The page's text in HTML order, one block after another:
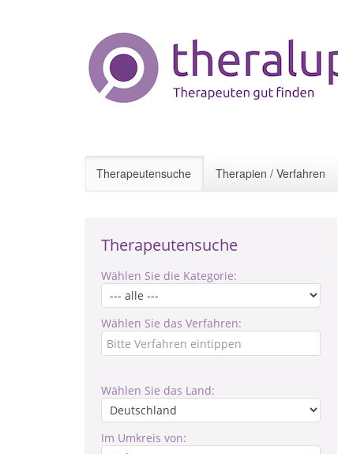
Therapeutensuche Therapien / Verfahren
Therapeutensuche
Wählen Sie die Kategorie:
Wählen Sie das Verfahren:
Wählen Sie das Land:
Im Umkreis von: